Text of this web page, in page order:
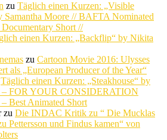
zu Täglich einen Kurzen: „Visible
Samantha Moore // BAFTA Nominated
Short //
einen Kurzen: „Backflip“ by Nikita
zu Cartoon Movie 2016: Ulysses
als „European Producer of the Year“
Täglich einen Kurzen: „Steakhouse“ by
– FOR YOUR CONSIDERATION
Best Animated Short
zu Die INDAC Kritik zu “ Die Mucklas
Pettersson und Findus kamen“ von